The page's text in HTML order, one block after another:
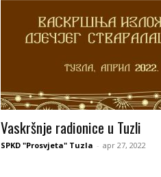
Vaskršnje radionice u Tuzli
SPKD "Prosvjeta" Tuzla - apr 27, 2022